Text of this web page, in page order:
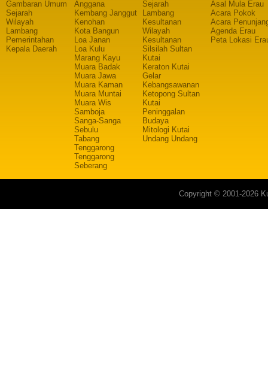
Gambaran Umum
Sejarah
Wilayah
Lambang
Pemerintahan
Kepala Daerah
Anggana
Kembang Janggut
Kenohan
Kota Bangun
Loa Janan
Loa Kulu
Marang Kayu
Muara Badak
Muara Jawa
Muara Kaman
Muara Muntai
Muara Wis
Samboja
Sanga-Sanga
Sebulu
Tabang
Tenggarong
Tenggarong
Seberang
Sejarah
Lambang
Kesultanan
Wilayah
Kesultanan
Silsilah Sultan
Kutai
Keraton Kutai
Gelar
Kebangsawanan
Ketopong Sultan
Kutai
Peninggalan
Budaya
Mitologi Kutai
Undang Undang
Asal Mula Erau
Acara Pokok
Acara
Agenda Erau
Peta Lokasi
Copyright © 2001-2026